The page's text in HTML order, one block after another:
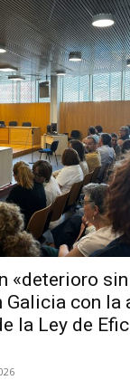
«deterioro sin
Galicia con la
la Ley de